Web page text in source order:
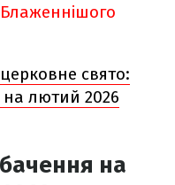
свято:
лютий 2026
на